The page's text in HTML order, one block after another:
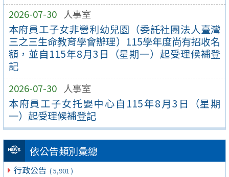
2026-07-30 人事室
本府員工子女非營利幼兒園（委託社團法人臺灣
三之三生命教育學會辦理）115學年度尚有招收名
額，並自115年8月3日（星期一）起受理候補登
記
2026-07-30 人事室
本府員工子女托嬰中心自115年8月3日（星期
一）起受理候補登記
依公告類別彙總
行政公告 ( 5,901 )